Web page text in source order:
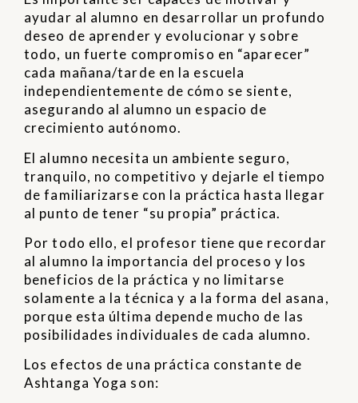
ayudar al alumno en desarrollar un profundo
deseo de aprender y evolucionar y sobre
todo, un fuerte compromiso en “aparecer”
cada mañana/tarde en la escuela
independientemente de cómo se siente,
asegurando al alumno un espacio de
crecimiento autónomo.
El alumno necesita un ambiente seguro,
tranquilo, no competitivo y dejarle el tiempo
de familiarizarse con la práctica hasta llegar
al punto de tener “su propia” práctica.
Por todo ello, el profesor tiene que recordar
al alumno la importancia del proceso y los
beneficios de la práctica y no limitarse
solamente a la técnica y a la forma del asana,
porque esta última depende mucho de las
posibilidades individuales de cada alumno.
Los efectos de una práctica constante de
Ashtanga Yoga son: